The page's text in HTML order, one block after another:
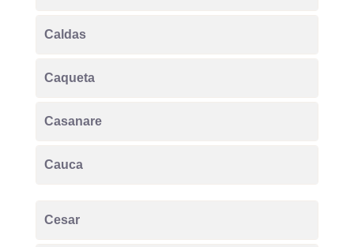
Caldas
Caqueta
Casanare
Cauca
Cesar